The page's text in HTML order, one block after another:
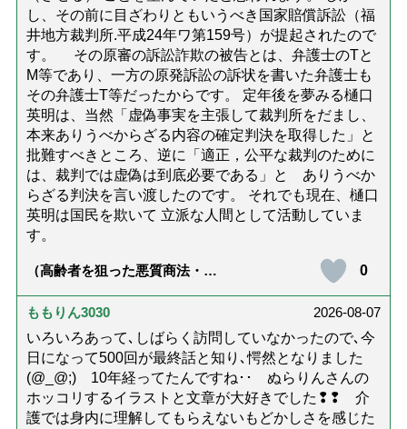
し、その前に目ざわりともいうべき国家賠償訴訟（福
井地方裁判所.平成24年ワ第159号）が提起されたので
す。 その原審の訴訟詐欺の被告とは、弁護士のTと
M等であり、一方の原発訴訟の訴状を書いた弁護士も
その弁護士T等だったからです。 定年後を夢みる樋口
英明は、当然「虚偽事実を主張して裁判所をだまし、
本来ありうべからざる内容の確定判決を取得した」と
批難すべきところ、逆に「適正，公平な裁判のために
は、裁判では虚偽は到底必要である」と ありうべか
らざる判決を言い渡したのです。 それでも現在、樋口
英明は国民を欺いて 立派な人間として活動していま
す。
（高齢者を狙った悪質商法・訪
ないための4つの対策「騙されや
すい人の特徴は？」【社会福祉
0
ももりん3030
2026-08-07
いろいろあって､しばらく訪問していなかったので､今
日になって500回が最終話と知り､愕然となりました
(@_@;) 10年経ってたんですね･･ ぬらりんさんの
ホッコリするイラストと文章が大好きでした❢❢ 介
護では身内に理解してもらえないもどかしさを感じた